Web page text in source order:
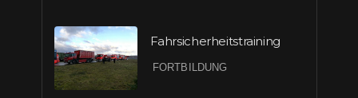
Fahrsicherheitstraining
FORTBILDUNG